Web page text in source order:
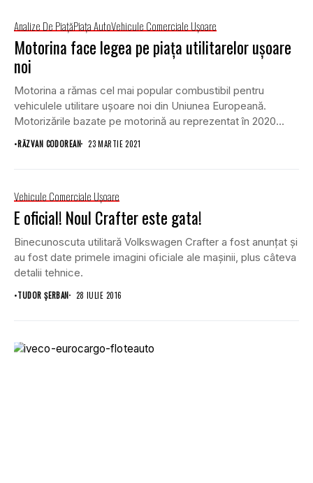
Analize De PiațăPiaţa AutoVehicule Comerciale Uşoare
Motorina face legea pe piața utilitarelor ușoare
noi
Motorina a rămas cel mai popular combustibil pentru
vehiculele utilitare ușoare noi din Uniunea Europeană.
Motorizările bazate pe motorină au reprezentat în 2020...
•RĂZVAN CODOREAN 23 MARTIE 2021
Vehicule Comerciale Uşoare
E oficial! Noul Crafter este gata!
Binecunoscuta utilitară Volkswagen Crafter a fost anunțat și
au fost date primele imagini oficiale ale mașinii, plus câteva
detalii tehnice.
•TUDOR ȘERBAN 28 IULIE 2016